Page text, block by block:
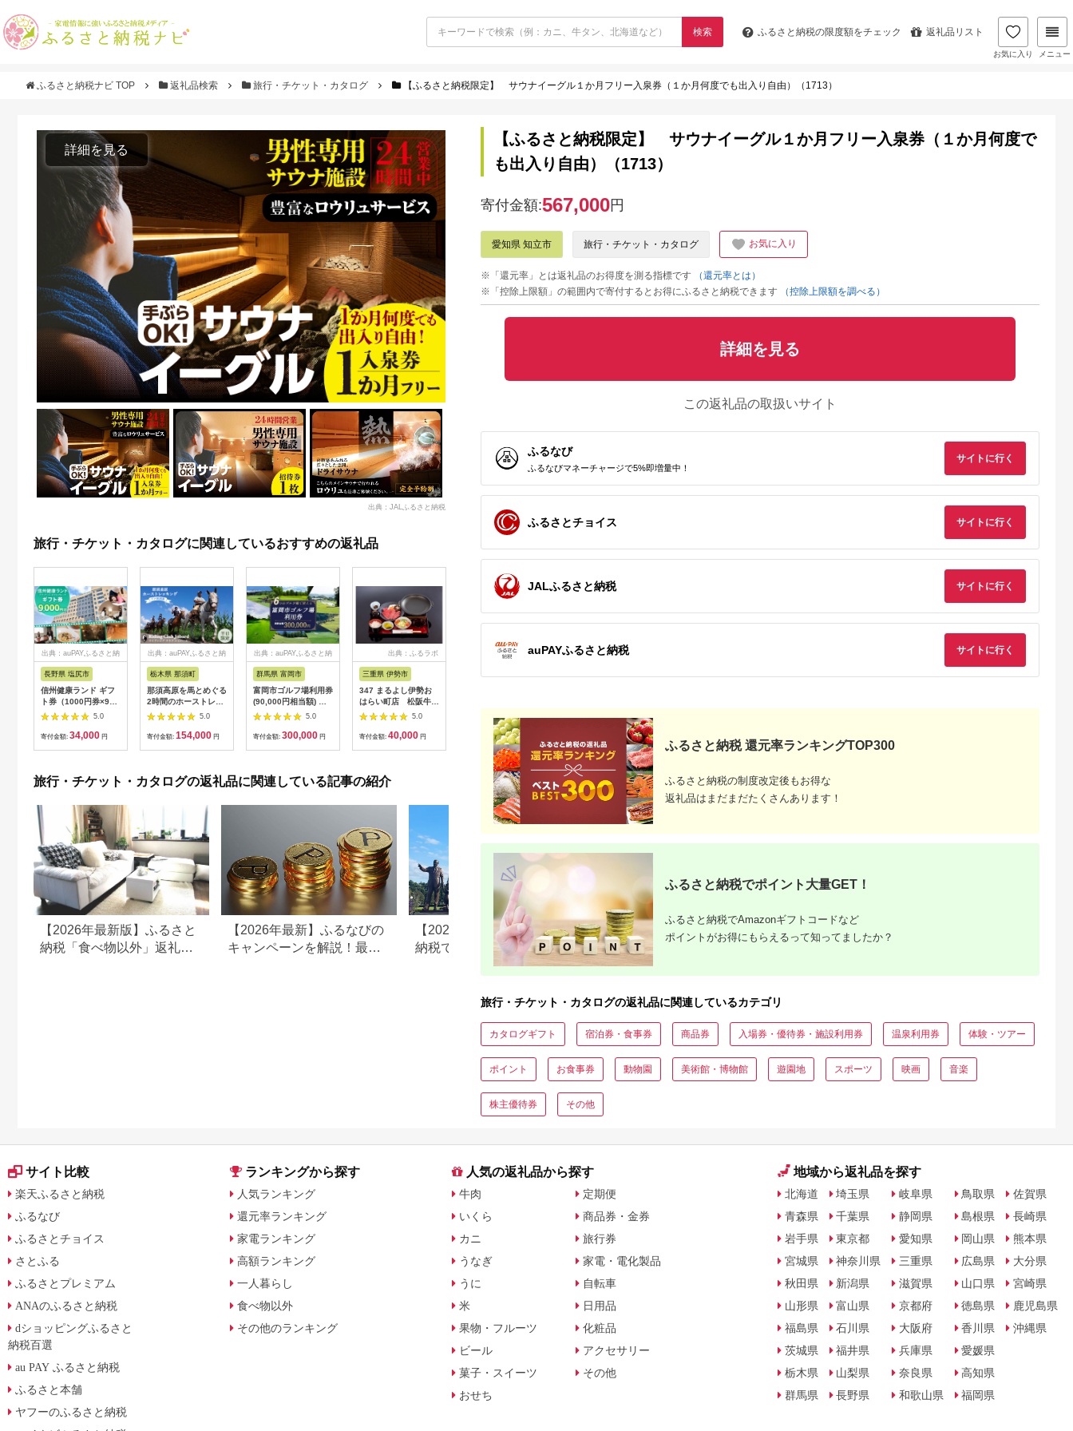
検索 ふるさと納税の限度額をチェック 返礼品リスト
お気に入り メニュー
ふるさと納税ナビ TOP 返礼品検索 旅行・チケット・カタログ 【ふるさと納税限定】 サウナイーグル１か月フリー入泉券（１か月何度でも出入り自由）（1713）
詳細を見る
出典：JALふるさと納税
旅行・チケット・カタログに関連しているおすすめの返礼品
出典：auPAYふるさと納
長野県 塩尻市
信州健康ランド ギフ
ト券（1000円券×9
枚） | 信州健康ランド
サウナ 大浴場 ボディ
ケア リラクゼーショ
5.0
寄付金額: 34,000 円
出典：auPAYふるさと納
栃木県 那須町
那須高原を馬とめぐる
2時間のホーストレッ
キング 外乗ペア利用
券【平日限定】チケッ
ト 利用券 ペア 体験
5.0
寄付金額: 154,000 円
出典：auPAYふるさと納
群馬県 富岡市
富岡市ゴルフ場利用券
(90,000円相当額) ゴ
ルフ チケット 平日 土
日 祝日 プレー券 関東
群馬県 首都圏 F20E-
5.0
寄付金額: 300,000 円
出典：ふるラボ
三重県 伊勢市
347 まるよし伊勢お
はらい町店 松阪牛焼
肉御膳(150g) ペアお
5.0
寄付金額: 40,000 円
出典：楽天ふるさと納
円分（1,000円×10
枚） 広島 安芸高田市
5.0
36,500
出典：ふるなび
存・非常食】【備蓄
備蓄用 緊急時 備え 米
食品 食糧 食料 長期保
存 レジャー キャンプ
登山 便利】
5.0
12,000円
ドリンク付券_ ホテル
め【1641917】
出典：auPAYふるさと納
出典：ふるさとプレ
旅行・チケット・カタログの返礼品に関連している記事の紹介
【2026年最新版】ふるさと
納税「食べ物以外」返礼品
【2026年最新】ふるなびの
キャンペーンを解説！最大
【2026年最新版】ふるさと
納税でディズニー返礼品は
もらえる？ホテル・チケッ
ふるさと納税、年収いくら
で30万円寄付できる？おす
すめ返礼品も紹介
【ふるさと納税限定】 サウナイーグル１か月フリー入泉券（１か月何度で
も出入り自由）（1713）
寄付金額:567,000円
愛知県 知立市 旅行・チケット・カタログ お気に入り
※「還元率」とは返礼品のお得度を測る指標です
（還元率とは）
※「控除上限額」の範囲内で寄付するとお得にふるさと納税できます
（控除上限額を調べる）
詳細を見る
この返礼品の取扱いサイト
ふるなび
ふるなびマネーチャージで5%即増量中！
サイトに行く
ふるさとチョイス サイトに行く
JALふるさと納税 サイトに行く
auPAYふるさと納税 サイトに行く
ふるさと納税 還元率ランキングTOP300
ふるさと納税の制度改定後もお得な
返礼品はまだまだたくさんあります！
ふるさと納税でポイント大量GET！
ふるさと納税でAmazonギフトコードなど
ポイントがお得にもらえるって知ってましたか？
旅行・チケット・カタログの返礼品に関連しているカテゴリ
カタログギフト 宿泊券・食事券 商品券 入場券・優待券・施設利用券 温泉利用券 体験・ツアー
ポイント お食事券 動物園 美術館・博物館 遊園地 スポーツ 映画 音楽
株主優待券 その他
サイト比較
楽天ふるさと納税
ふるなび
ふるさとチョイス
さとふる
ふるさとプレミアム
ANAのふるさと納税
dショッピングふるさと
納税百選
au PAY ふるさと納税
ふるさと本舗
ヤフーのふるさと納税
ランキングから探す
人気ランキング
還元率ランキング
家電ランキング
高額ランキング
一人暮らし
食べ物以外
その他のランキング
人気の返礼品から探す
牛肉
いくら
カニ
うなぎ
うに
米
果物・フルーツ
ビール
菓子・スイーツ
おせち
定期便
商品券・金券
旅行券
家電・電化製品
自転車
日用品
化粧品
アクセサリー
その他
地域から返礼品を探す
北海道
青森県
岩手県
宮城県
秋田県
山形県
福島県
茨城県
栃木県
群馬県
埼玉県
千葉県
東京都
神奈川県
新潟県
富山県
石川県
福井県
山梨県
長野県
岐阜県
静岡県
愛知県
三重県
滋賀県
京都府
大阪府
兵庫県
奈良県
和歌山県
鳥取県
島根県
岡山県
広島県
山口県
徳島県
香川県
愛媛県
高知県
福岡県
佐賀県
長崎県
熊本県
大分県
宮崎県
鹿児島県
沖縄県